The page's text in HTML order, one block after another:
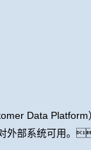
Data
部系统可用。